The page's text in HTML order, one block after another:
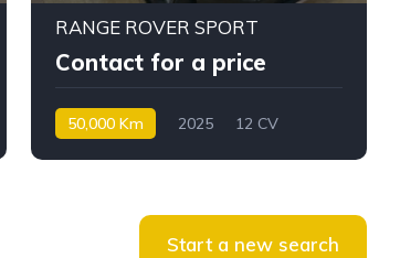
RANGE ROVER SPORT
Contact for a price
50,000 Km 2025
12 CV
Start a new search